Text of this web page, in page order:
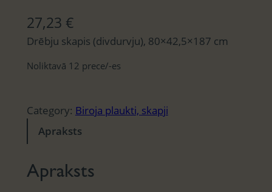
27,23 €
Drēbju skapis (divdurvju), 80×42,5×187 cm
Noliktavā 12 prece/-es
Category: Biroja plaukti, skapji
Apraksts
Apraksts